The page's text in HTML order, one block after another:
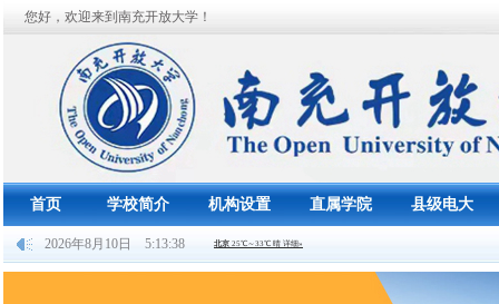
您好，欢迎来到南充开放大学！
首页 学校简介 机构设置 直属学院 县级电大
2026年8月10日 5:13:39